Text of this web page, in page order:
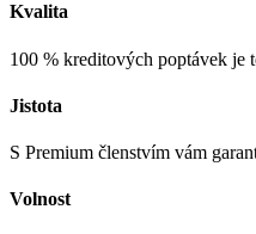
Kvalita
100 % kreditových poptávek je
Jistota
S Premium členstvím vám
Volnost